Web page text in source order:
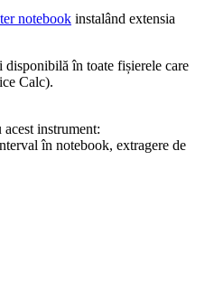
notebook instalând extensia
disponibilă în toate fișierele care
Calc).
instrument:
în notebook, extragere de